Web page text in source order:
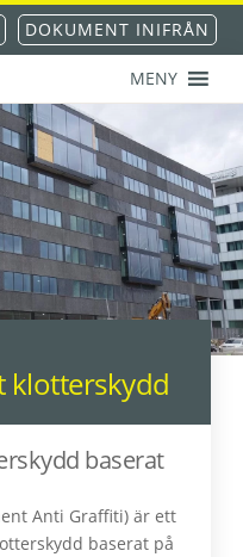
DOKUMENT INIFRÅN
MENY
klotterskydd
baserat
Anti Graffiti) är ett
baserat på